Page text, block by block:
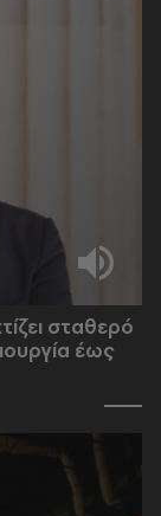
σταθερό
έως